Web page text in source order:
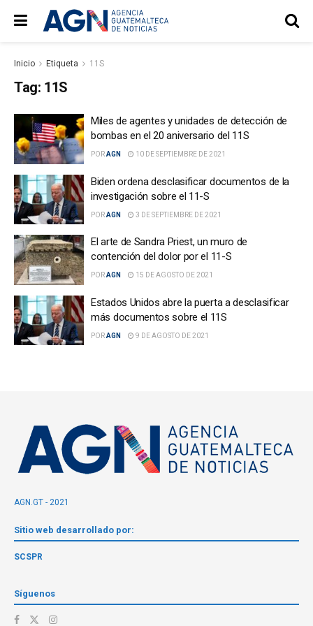
Inicio Etiqueta 11S
Tag: 11S
Miles de agentes y unidades de detección de
bombas en el 20 aniversario del 11S
PORAGN 10 DE SEPTIEMBRE DE 2021
Biden ordena desclasificar documentos de la
investigación sobre el 11-S
PORAGN 3 DE SEPTIEMBRE DE 2021
El arte de Sandra Priest, un muro de
contención del dolor por el 11-S
PORAGN 15 DE AGOSTO DE 2021
Estados Unidos abre la puerta a desclasificar
más documentos sobre el 11S
PORAGN 9 DE AGOSTO DE 2021
AGN.GT - 2021
Sitio web desarrollado por:
SCSPR
Síguenos